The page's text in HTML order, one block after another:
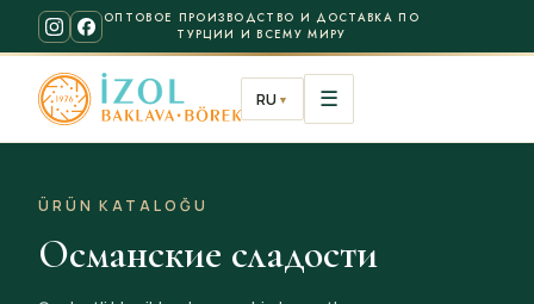
ОПТОВОЕ ПРОИЗВОДСТВО И ДОСТАВКА ПО
ТУРЦИИ И ВСЕМУ МИРУ
RU ▼ ☰
ÜRÜN KATALOĞU
Османские сладости